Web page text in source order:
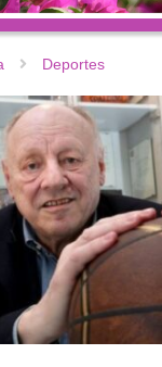
Deportes